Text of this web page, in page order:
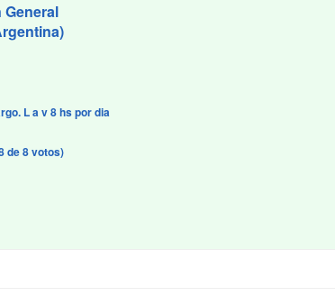
General
L a v 8 hs por dia
de 8 votos)